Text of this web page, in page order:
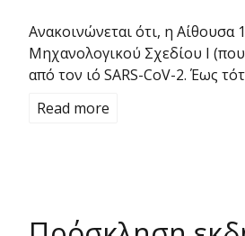
Ανακοινώνεται ότι, η
Μηχανολογικού Σχεδίου Ι
από τον ιό SARS-CoV-2. Έως
Read more